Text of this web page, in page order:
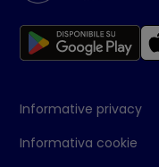
Informative privacy
Informativa cookie